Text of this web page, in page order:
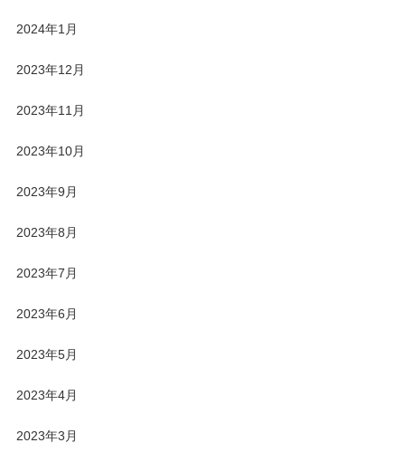
2024年1月
2023年12月
2023年11月
2023年10月
2023年9月
2023年8月
2023年7月
2023年6月
2023年5月
2023年4月
2023年3月